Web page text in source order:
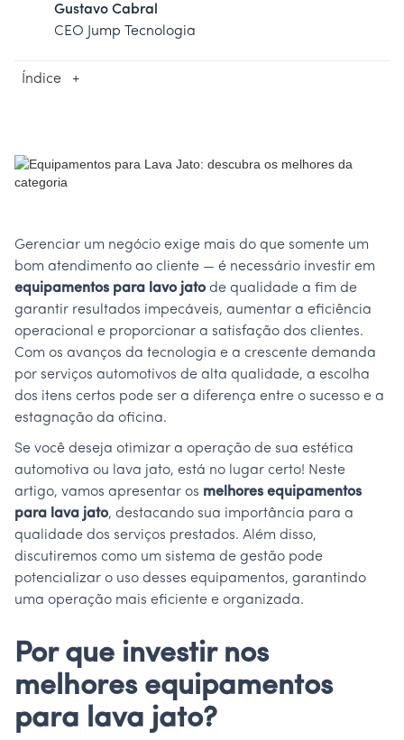
Gustavo Cabral
CEO Jump Tecnologia
Índice +
Gerenciar um negócio exige mais do que somente um
bom atendimento ao cliente — é necessário investir em
equipamentos para lavo jato de qualidade a fim de
garantir resultados impecáveis, aumentar a eficiência
operacional e proporcionar a satisfação dos clientes.
Com os avanços da tecnologia e a crescente demanda
por serviços automotivos de alta qualidade, a escolha
dos itens certos pode ser a diferença entre o sucesso e a
estagnação da oficina.
Se você deseja otimizar a operação de sua estética
automotiva ou lava jato, está no lugar certo! Neste
artigo, vamos apresentar os melhores equipamentos
para lava jato, destacando sua importância para a
qualidade dos serviços prestados. Além disso,
discutiremos como um sistema de gestão pode
potencializar o uso desses equipamentos, garantindo
uma operação mais eficiente e organizada.
Por que investir nos
melhores equipamentos
para lava jato?